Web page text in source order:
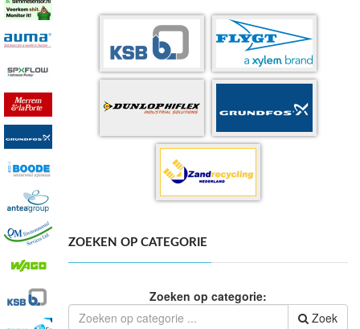
ZOEKEN OP CATEGORIE
Zoeken op categorie:
Zoek